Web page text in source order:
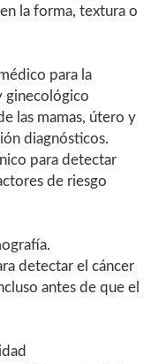
la forma, textura o
para la
ginecológico
las mamas, útero y
diagnósticos.
para detectar
de riesgo
detectar el cáncer
antes de que el